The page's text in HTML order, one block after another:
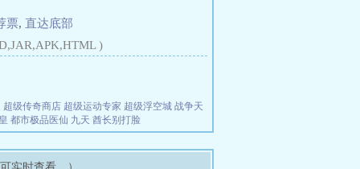
票, 直达底部
)
超级传奇商店 超级运动专家 超级浮空城 战争天
都市极品医仙 九天 酋长别打脸